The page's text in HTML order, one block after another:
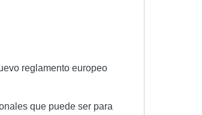
reglamento europeo
que puede ser para